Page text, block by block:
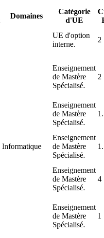
Domaines
Catégorie
d'UE
UE d'option
interne.
2
Enseignement
de Mastère
Spécialisé.
2
Enseignement
de Mastère
Spécialisé.
Informatique
Enseignement
de Mastère
Spécialisé.
Enseignement
de Mastère
Spécialisé.
4
Enseignement
de Mastère
Spécialisé.
1